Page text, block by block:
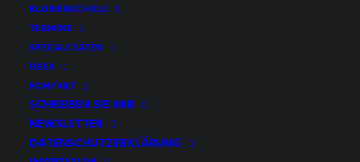
BLUMENSCHULE
TERMINE
SPEZIALITÄTEN
ÜBER
KONTAKT
SCHREIBEN SIE MIR
NEWSLETTER
DATENSCHUTZERKLÄRUNG